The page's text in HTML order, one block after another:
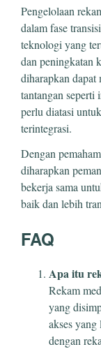
Pengelolaan
dalam fase
teknologi yang
dan peningkatan
diharapkan
tantangan seperti
perlu diatasi
terintegrasi.
Dengan
diharapkan
bekerja sama
baik dan lebih
FAQ
Apa itu
Rekam
yang
akses
dengan